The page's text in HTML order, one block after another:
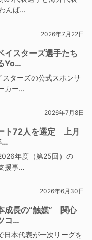
んぱ…
2026年7月22日
イスターズ選手たち
Yo…
ターズの公式スポンサ
カー…
2026年7月8日
ト72人を選定 上月
…
年度（第25回）の
援事…
2026年6月30日
成長の“触媒” 関心
コ…
本代表が一次リーグを